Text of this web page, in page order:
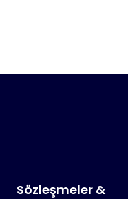
Sözleşmeler &